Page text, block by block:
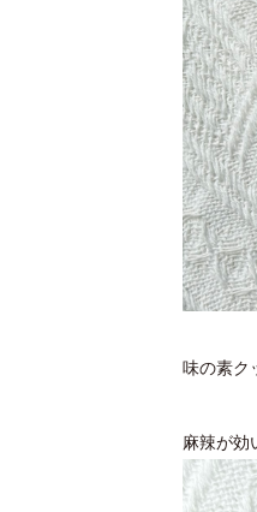
味の素ク
麻辣が効